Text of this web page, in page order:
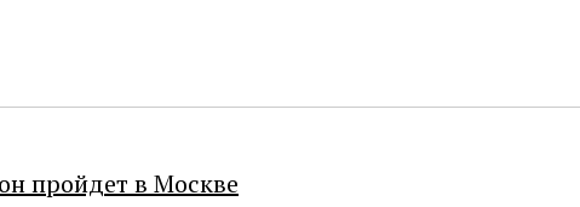
пройдет в Москве